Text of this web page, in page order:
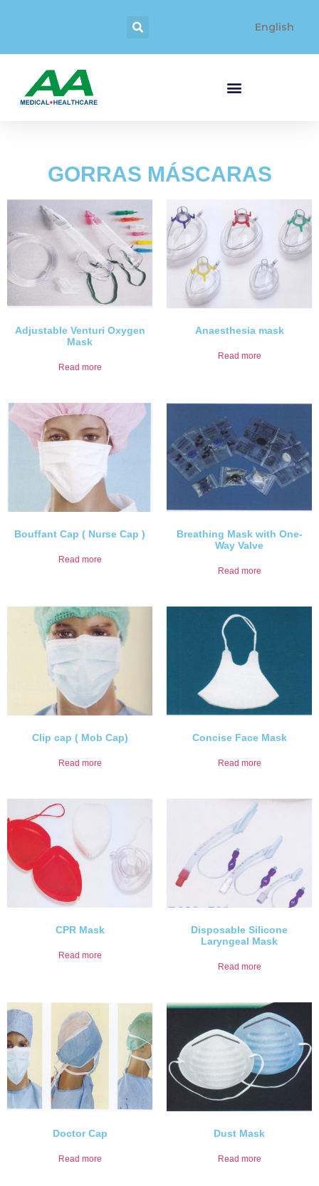
English
GORRAS MÁSCARAS
Adjustable Venturi Oxygen
Mask
Read more
Anaesthesia mask
Read more
Bouffant Cap ( Nurse Cap )
Read more
Breathing Mask with One-
Way Valve
Read more
Clip cap ( Mob Cap)
Read more
Concise Face Mask
Read more
CPR Mask
Read more
Disposable Silicone
Laryngeal Mask
Read more
Doctor Cap
Read more
Dust Mask
Read more